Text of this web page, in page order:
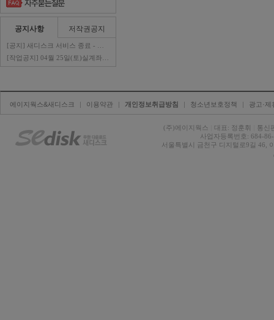
공지사항 저작권공지
에이지웍스&새디스크 | 이용약관 | 개인정보취급방침 | 청소년보호정책 | 광고·제
(주)에이지웍스 대표: 정훈휘
통신
사업자등록번호: 684-
서울특별시 금천구 디지털로9길 46,